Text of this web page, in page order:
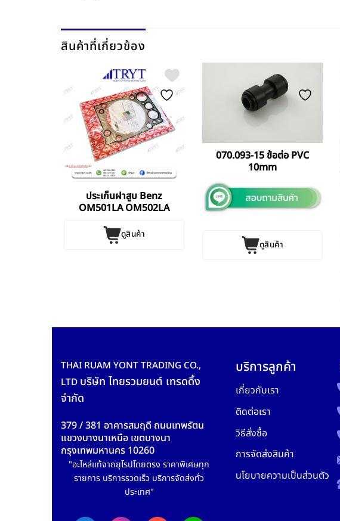
สินค้าที่เกี่ยวข้อง
ประเก็นฝาสูบ Benz
OM501LA OM502LA
ดูสินค้า
070.093-15 ข้อต่อ PVC
10mm
ดูสินค้า
THAI RUAM YONT TRADING CO.,
LTD บริษัท ไทยรวมยนต์ เทรดดิ้ง
จำกัด
379 / 381 อาคารสมฤดี ถนนเทพรัตน
แขวงบางนาเหนือ เขตบางนา
กรุงเทพมหานคร 10260
"อะไหล่แท้จากยุโรปโดยตรง ราคาพิเศษทุก
รายการ บริการรวดเร็ว บริการจัดส่งทั่ว
ประเทศ"
บริการลูกค้า
เกี่ยวกับเรา
ติดต่อเรา
วิธีสั่งซื้อ
การจัดส่งสินค้า
นโยบายความเป็นส่วนตัว